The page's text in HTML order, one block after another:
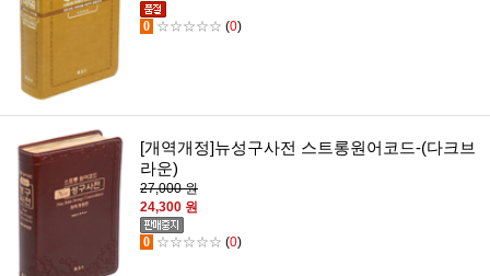
0 ☆☆☆☆☆ (0)
[개역개정]뉴성구사전 스트롱원어코드-(다크브
라운)
27,000 원
24,300 원
0 ☆☆☆☆☆ (0)